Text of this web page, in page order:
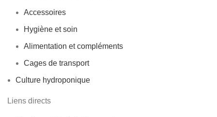
Accessoires
Hygiène et soin
Alimentation et compléments
Cages de transport
Culture hydroponique
Liens directs